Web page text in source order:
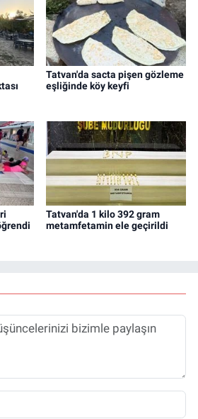
Tatvan'da sacta pişen gözleme
eşliğinde köy keyfi
Tatvan'da 1 kilo 392 gram
metamfetamin ele geçirildi